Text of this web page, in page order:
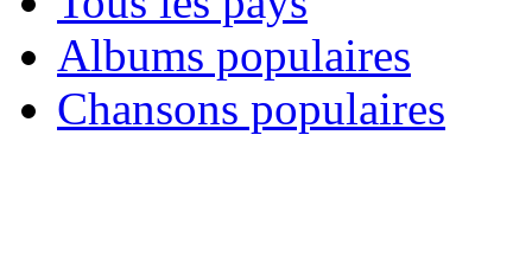
Albums populaires
Chansons populaires